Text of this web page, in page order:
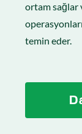
ortam sağlar
temin eder.